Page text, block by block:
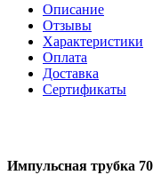
Описание
Отзывы
Характеристики
Оплата
Доставка
Сертификаты
Импульсная трубка